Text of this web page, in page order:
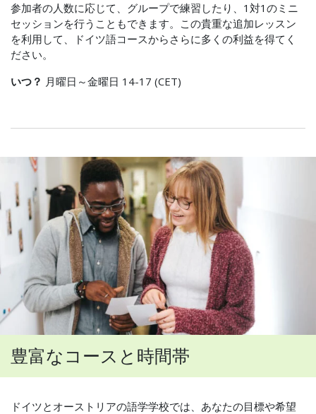
参加者の人数に応じて、グループで練習したり、1対1のミニ
セッションを行うこともできます。この貴重な追加レッスン
を利用して、ドイツ語コースからさらに多くの利益を得てく
ださい。
いつ？ 月曜日～金曜日 14-17 (CET)
豊富なコースと時間帯
ドイツとオーストリアの語学学校では、あなたの目標や希望